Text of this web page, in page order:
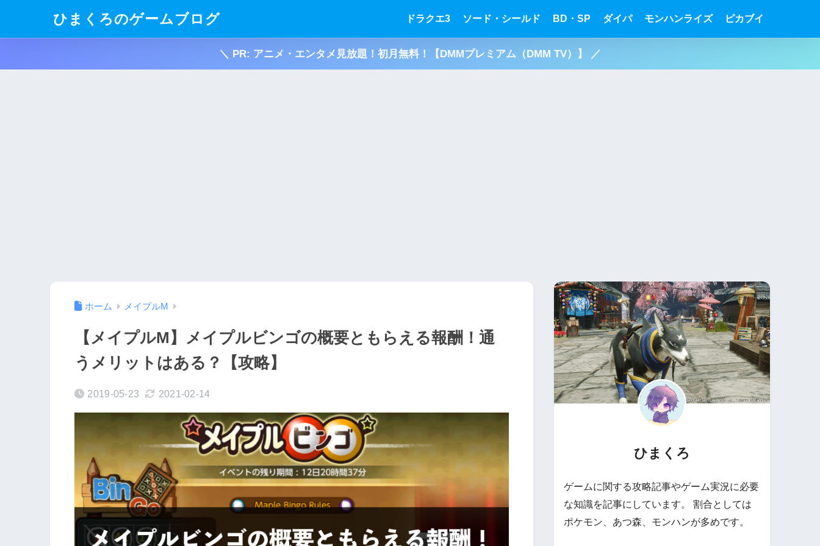
ひまくろのゲームブログ ドラクエ3 ソード・シールド BD・SP ダイパ モンハンライズ ピカブイ
＼ PR: アニメ・エンタメ見放題！初月無料！【DMMプレミアム（DMM TV）】 ／
ホーム メイプルM
【メイプルM】メイプルビンゴの概要ともらえる報酬！通
うメリットはある？【攻略】
2019-05-23 2021-02-14
ひまくろ
ゲームに関する攻略記事やゲーム実況に必要
な知識を記事にしています。 割合としては
ポケモン、あつ森、モンハンが多めです。